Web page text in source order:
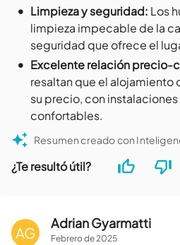
• Limpieza y seguridad: Los
limpieza impecable de la
seguridad que ofrece el
• Excelente relación precio-
resaltan que el alojamiento
su precio, con
confortables.
Resumen creado con
¿Te resultó útil?
AG
Adrian Gyarmatti
Febrerode2025